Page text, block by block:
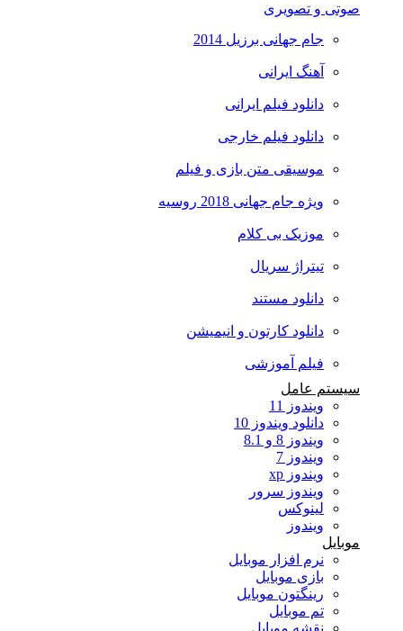
صوتی و تصویری
جام جهانی برزیل 2014
آهنگ ایرانی
دانلود فیلم ایرانی
دانلود فیلم خارجی
موسیقی متن بازی و فیلم
ویژه جام جهانی 2018 روسیه
موزیک بی کلام
تیتراژ سریال
دانلود مستند
دانلود کارتون و انیمیشن
فیلم آموزشی
سیستم عامل
ویندوز 11
دانلود ویندوز 10
ویندوز 8 و 8.1
ویندوز 7
ویندوز xp
ویندوز سرور
لینوکس
ویندوز
نرم افزار موبایل
بازی موبایل
رینگتون موبایل
تم موبایل
نقشه موبایل